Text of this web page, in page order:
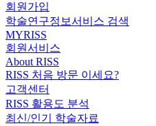
회원가입
학술연구정보서비스 검색
MYRISS
회원서비스
About RISS
RISS 처음 방문 이세요?
고객센터
RISS 활용도 분석
최신/인기 학술자료